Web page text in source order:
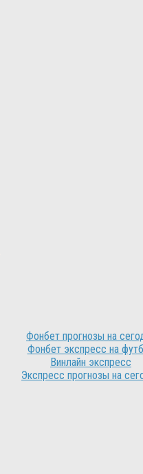
Фонбет прогнозы на
Фонбет экспресс на
Винлайн экспресс
Экспресс прогнозы на